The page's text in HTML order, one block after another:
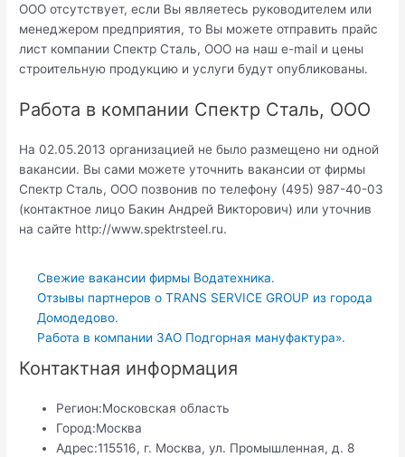
ООО отсутствует, если Вы являетесь руководителем или
менеджером предприятия, то Вы можете отправить прайс
лист компании Спектр Сталь, ООО на наш e-mail и цены
строительную продукцию и услуги будут опубликованы.
Работа в компании Спектр Сталь, ООО
На 02.05.2013 организацией не было размещено ни одной
вакансии. Вы сами можете уточнить вакансии от фирмы
Спектр Сталь, ООО позвонив по телефону (495) 987-40-03
(контактное лицо Бакин Андрей Викторович) или уточнив
на сайте http://www.spektrsteel.ru.
Свежие вакансии фирмы Водатехника.
Отзывы партнеров о TRANS SERVICE GROUP из города
Домодедово.
Работа в компании ЗАО Подгорная мануфактура».
Контактная информация
Регион:Московская область
Город:Москва
Адрес:115516, г. Москва, ул. Промышленная, д. 8